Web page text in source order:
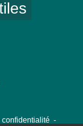
confidentialité -